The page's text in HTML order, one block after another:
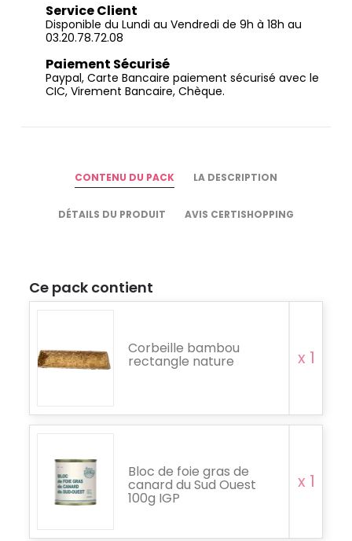
Service Client
Disponible du Lundi au Vendredi de 9h à 18h au
03.20.78.72.08
Paiement Sécurisé
Paypal, Carte Bancaire paiement sécurisé avec le
CIC, Virement Bancaire, Chèque.
CONTENU DU PACK LA DESCRIPTION
DÉTAILS DU PRODUIT AVIS CERTISHOPPING
Ce pack contient
Corbeille bambou
rectangle nature x 1
Bloc de foie gras de
canard du Sud Ouest
100g IGP
x 1